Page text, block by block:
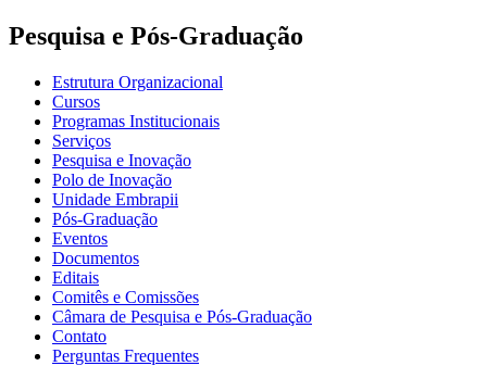
Pesquisa e Pós-Graduação
Estrutura Organizacional
Cursos
Programas Institucionais
Serviços
Pesquisa e Inovação
Polo de Inovação
Unidade Embrapii
Pós-Graduação
Eventos
Documentos
Editais
Comitês e Comissões
Câmara de Pesquisa e Pós-Graduação
Contato
Perguntas Frequentes